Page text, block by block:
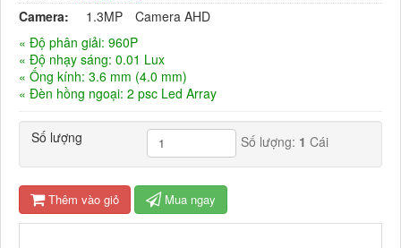
Camera:
1.3MP
Camera AHD
« Độ phân giải: 960P
« Độ nhạy sáng: 0.01 Lux
« Ống kính: 3.6 mm (4.0 mm)
« Đèn hồng ngoại: 2 psc Led Array
Số lượng Số lượng: 1 Cái
Thêm vào giỏ Mua ngay